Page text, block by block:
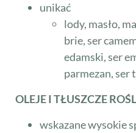
unikać
lody, masło,
brie, ser
edamski, ser
parmezan, ser
OLEJE I TŁUSZCZE
wskazane wysokie